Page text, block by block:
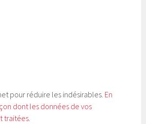
pour réduire les indésirables. En
dont les données de vos
traitées.